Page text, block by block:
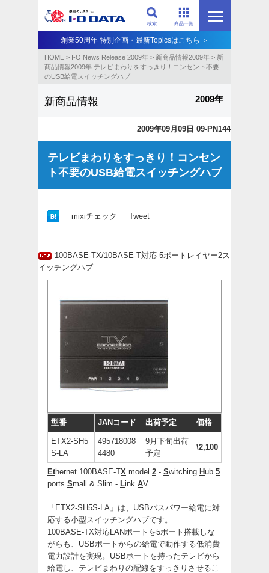
商品一覧
検索
創業50周年 特別企画・最新Topicsはこちら ＞
HOME > I-O News Release 2009年 > 新商品情報2009年 > 新
商品情報2009年 テレビまわりをすっきり！コンセント不要
のUSB給電スイッチングハブ
新商品情報 2009年
2009年09月09日 09-PN144
テレビまわりをすっきり！コンセン
ト不要のUSB給電スイッチングハブ
mixiチェック Tweet
100BASE-TX/10BASE-T対応 5ポートレイヤー2ス
イッチングハブ
型番 JANコード 出荷予定 価格
ETX2-SH5
S-LA
495718008
4480
9月下旬出荷
予定
\2,100
Ethernet 100BASE-TX model 2 - Switching Hub 5
ports Small & Slim - Link AV
「ETX2-SH5S-LA」は、USBバスパワー給電に対
応する小型スイッチングハブです。
100BASE-TX対応LANポートを5ポート搭載しな
がらも、USBポートからの給電で動作する低消費
電力設計を実現。USBポートを持ったテレビから
給電し、テレビまわりの配線をすっきりさせるこ